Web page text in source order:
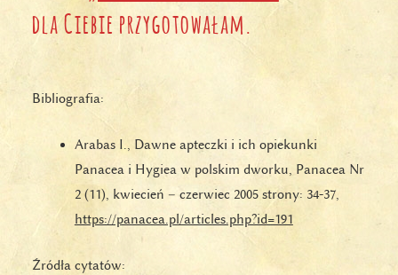
dla Ciebie przygotowałam.
Bibliografia:
Arabas I., Dawne apteczki i ich opiekunki
Panacea i Hygiea w polskim dworku, Panacea Nr
2 (11), kwiecień – czerwiec 2005 strony: 34-37,
https://panacea.pl/articles.php?id=191
Źródła cytatów: